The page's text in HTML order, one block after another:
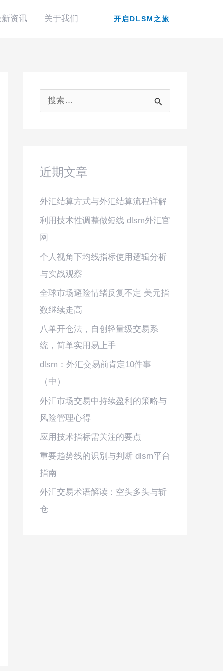
新资讯 关于我们 开启DLSM之旅
近期文章
外汇结算方式与外汇结算流程详解
利用技术性调整做短线 dlsm外汇官
网
个人视角下均线指标使用逻辑分析
与实战观察
全球市场避险情绪反复不定 美元指
数继续走高
八单开仓法，自创轻量级交易系
统，简单实用易上手
dlsm：外汇交易前肯定10件事
（中）
外汇市场交易中持续盈利的策略与
风险管理心得
应用技术指标需关注的要点
重要趋势线的识别与判断 dlsm平台
指南
外汇交易术语解读：空头多头与斩
仓